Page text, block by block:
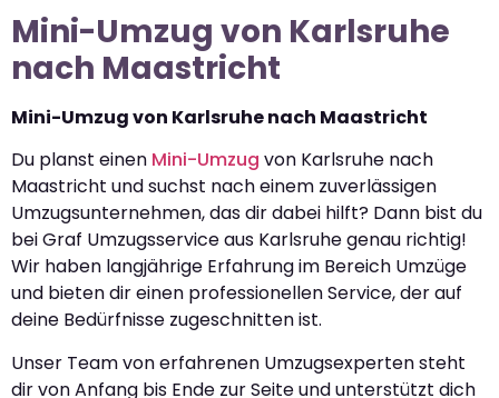
Mini-Umzug von Karlsruhe
nach Maastricht
Mini-Umzug von Karlsruhe nach Maastricht
Du planst einen Mini-Umzug von Karlsruhe nach
Maastricht und suchst nach einem zuverlässigen
Umzugsunternehmen, das dir dabei hilft? Dann bist du
bei Graf Umzugsservice aus Karlsruhe genau richtig!
Wir haben langjährige Erfahrung im Bereich Umzüge
und bieten dir einen professionellen Service, der auf
deine Bedürfnisse zugeschnitten ist.
Unser Team von erfahrenen Umzugsexperten steht
dir von Anfang bis Ende zur Seite und unterstützt dich